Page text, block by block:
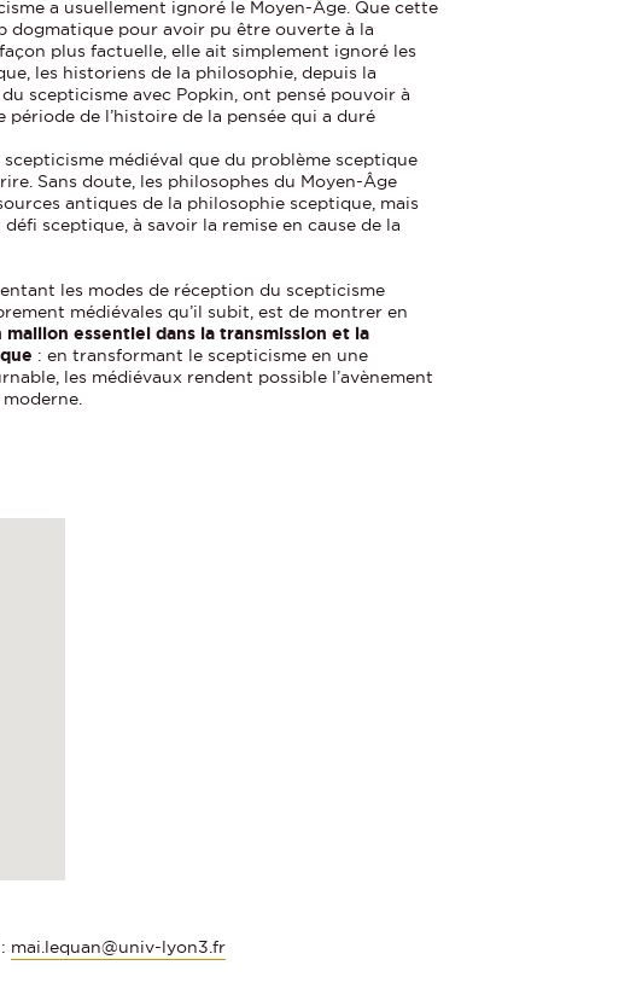
a usuellement ignoré le Moyen-Âge. Que cette
dogmatique pour avoir pu être ouverte à la
plus factuelle, elle ait simplement ignoré les
les historiens de la philosophie, depuis la
scepticisme avec Popkin, ont pensé pouvoir à
de l’histoire de la pensée qui a duré
médiéval que du problème sceptique
Sans doute, les philosophes du Moyen-Âge
antiques de la philosophie sceptique, mais
sceptique, à savoir la remise en cause de la
les modes de réception du scepticisme
médiévales qu’il subit, est de montrer en
essentiel dans la transmission et la
: en transformant le scepticisme en une
les médiévaux rendent possible l’avènement
mai.lequan@univ-lyon3.fr